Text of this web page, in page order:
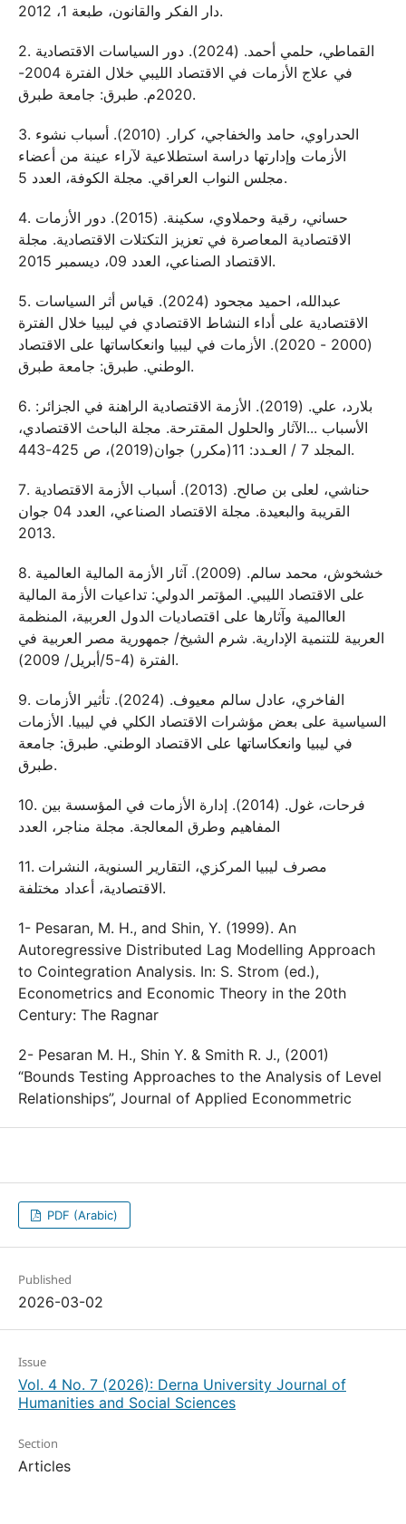
دار الفكر والقانون، طبعة 1، 2012.
2. القماطي، حلمي أحمد. (2024). دور السياسات الاقتصادية
في علاج الأزمات في الاقتصاد الليبي خلال الفترة 2004-
2020م. طبرق: جامعة طبرق.
3. الحدراوي، حامد والخفاجي، كرار. (2010). أسباب نشوء
الأزمات وإدارتها دراسة استطلاعية لآراء عينة من أعضاء
مجلس النواب العراقي. مجلة الكوفة، العدد 5.
4. حساني، رقية وحملاوي، سكينة. (2015). دور الأزمات
الاقتصادية المعاصرة في تعزيز التكتلات الاقتصادية. مجلة
الاقتصاد الصناعي، العدد 09، ديسمبر 2015.
5. عبدالله، احميد مجحود (2024). قياس أثر السياسات
الاقتصادية على أداء النشاط الاقتصادي في ليبيا خلال الفترة
(2000 - 2020). الأزمات في ليبيا وانعكاساتها على الاقتصاد
الوطني. طبرق: جامعة طبرق.
6. بلارد، علي. (2019). الأزمة الاقتصادية الراهنة في الجزائر:
الأسباب ...الآثار والحلول المقترحة. مجلة الباحث الاقتصادي،
المجلد 7 / العـدد: 11(مكرر) جوان(2019)، ص 425-443.
7. حناشي، لعلى بن صالح. (2013). أسباب الأزمة الاقتصادية
القريبة والبعيدة. مجلة الاقتصاد الصناعي، العدد 04 جوان
2013.
8. خشخوش، محمد سالم. (2009). آثار الأزمة المالية العالمية
على الاقتصاد الليبي. المؤتمر الدولي: تداعيات الأزمة المالية
العاالمية وآثارها على اقتصاديات الدول العربية، المنظمة
العربية للتنمية الإدارية. شرم الشيخ/ جمهورية مصر العربية في
الفترة (4-5/أبريل/ 2009).
9. الفاخري، عادل سالم معيوف. (2024). تأثير الأزمات
السياسية على بعض مؤشرات الاقتصاد الكلي في ليبيا. الأزمات
في ليبيا وانعكاساتها على الاقتصاد الوطني. طبرق: جامعة
طبرق.
10. فرحات، غول. (2014). إدارة الأزمات في المؤسسة بين
المفاهيم وطرق المعالجة. مجلة مناجر، العدد
11. مصرف ليبيا المركزي، التقارير السنوية، النشرات
الاقتصادية، أعداد مختلفة.
1- Pesaran, M. H., and Shin, Y. (1999). An
Autoregressive Distributed Lag Modelling Approach
to Cointegration Analysis. In: S. Strom (ed.),
Econometrics and Economic Theory in the 20th
Century: The Ragnar
2- Pesaran M. H., Shin Y. & Smith R. J., (2001)
“Bounds Testing Approaches to the Analysis of Level
Relationships”, Journal of Applied Econommetric
PDF (Arabic)
Published
2026-03-02
Issue
Vol. 4 No. 7 (2026): Derna University Journal of
Humanities and Social Sciences
Section
Articles